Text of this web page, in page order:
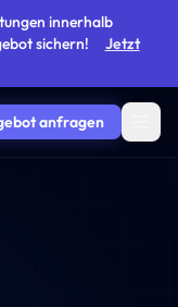
innerhalb
sichern!
Jetzt
anfragen